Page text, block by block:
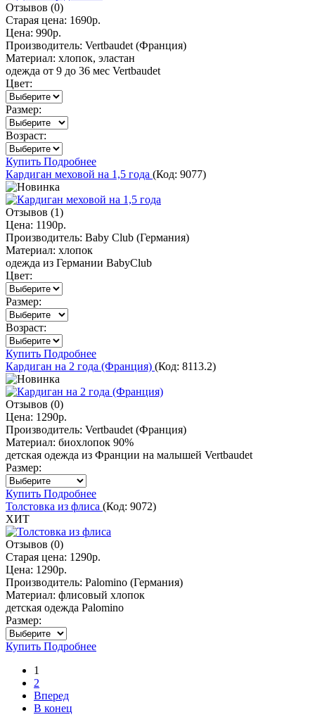
Отзывов (0)
Старая цена: 1690р.
Цена: 990р.
Производитель: Vertbaudet (Франция)
Материал: хлопок, эластан
одежда от 9 до 36 мес Vertbaudet
Цвет:
Размер:
Возраст:
Купить Подробнее
Кардиган меховой на 1,5 года (Код: 9077)
Отзывов (1)
Цена: 1190р.
Производитель: Baby Club (Германия)
Материал: хлопок
одежда из Германии BabyClub
Цвет:
Размер:
Возраст:
Купить Подробнее
Кардиган на 2 года (Франция) (Код: 8113.2)
Отзывов (0)
Цена: 1290р.
Производитель: Vertbaudet (Франция)
Материал: биохлопок 90%
детская одежда из Франции на малышей Vertbaudet
Размер:
Купить Подробнее
Толстовка из флиса (Код: 9072)
ХИТ
Отзывов (0)
Старая цена: 1290р.
Цена: 1290р.
Производитель: Palomino (Германия)
Материал: флисовый хлопок
детская одежда Palomino
Размер:
Купить Подробнее
1
2
Вперед
В конец